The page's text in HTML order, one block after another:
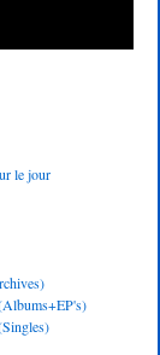
le jour